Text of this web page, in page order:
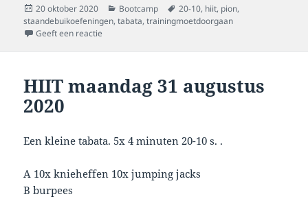
Geplaatst
op
20 oktober 2020 Categorieën
Bootcamp Tags
20-10, hiit, pion,
staandebuikoefeningen,tabata,trainingmoetdoorgaan
Geeft een reactie
HIIT maandag 31 augustus
2020
Een kleine tabata. 5x 4 minuten 20-10 s. .
A 10x knieheffen 10x jumping jacks
B burpees